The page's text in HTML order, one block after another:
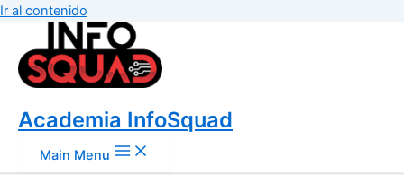
Ir al contenido
Academia InfoSquad
Main Menu